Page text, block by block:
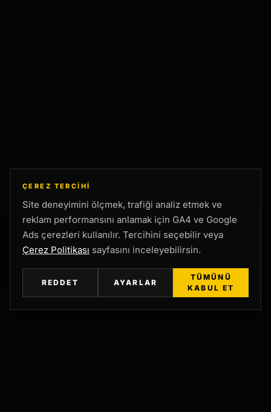
ÇEREZ TERCIHI
Site deneyimini ölçmek, trafiği analiz etmek ve
reklam performansını anlamak için GA4 ve Google
Ads çerezleri kullanılır. Tercihini seçebilir veya
Çerez Politikası sayfasını inceleyebilirsin.
REDDET AYARLAR
TÜMÜNÜ
KABUL ET